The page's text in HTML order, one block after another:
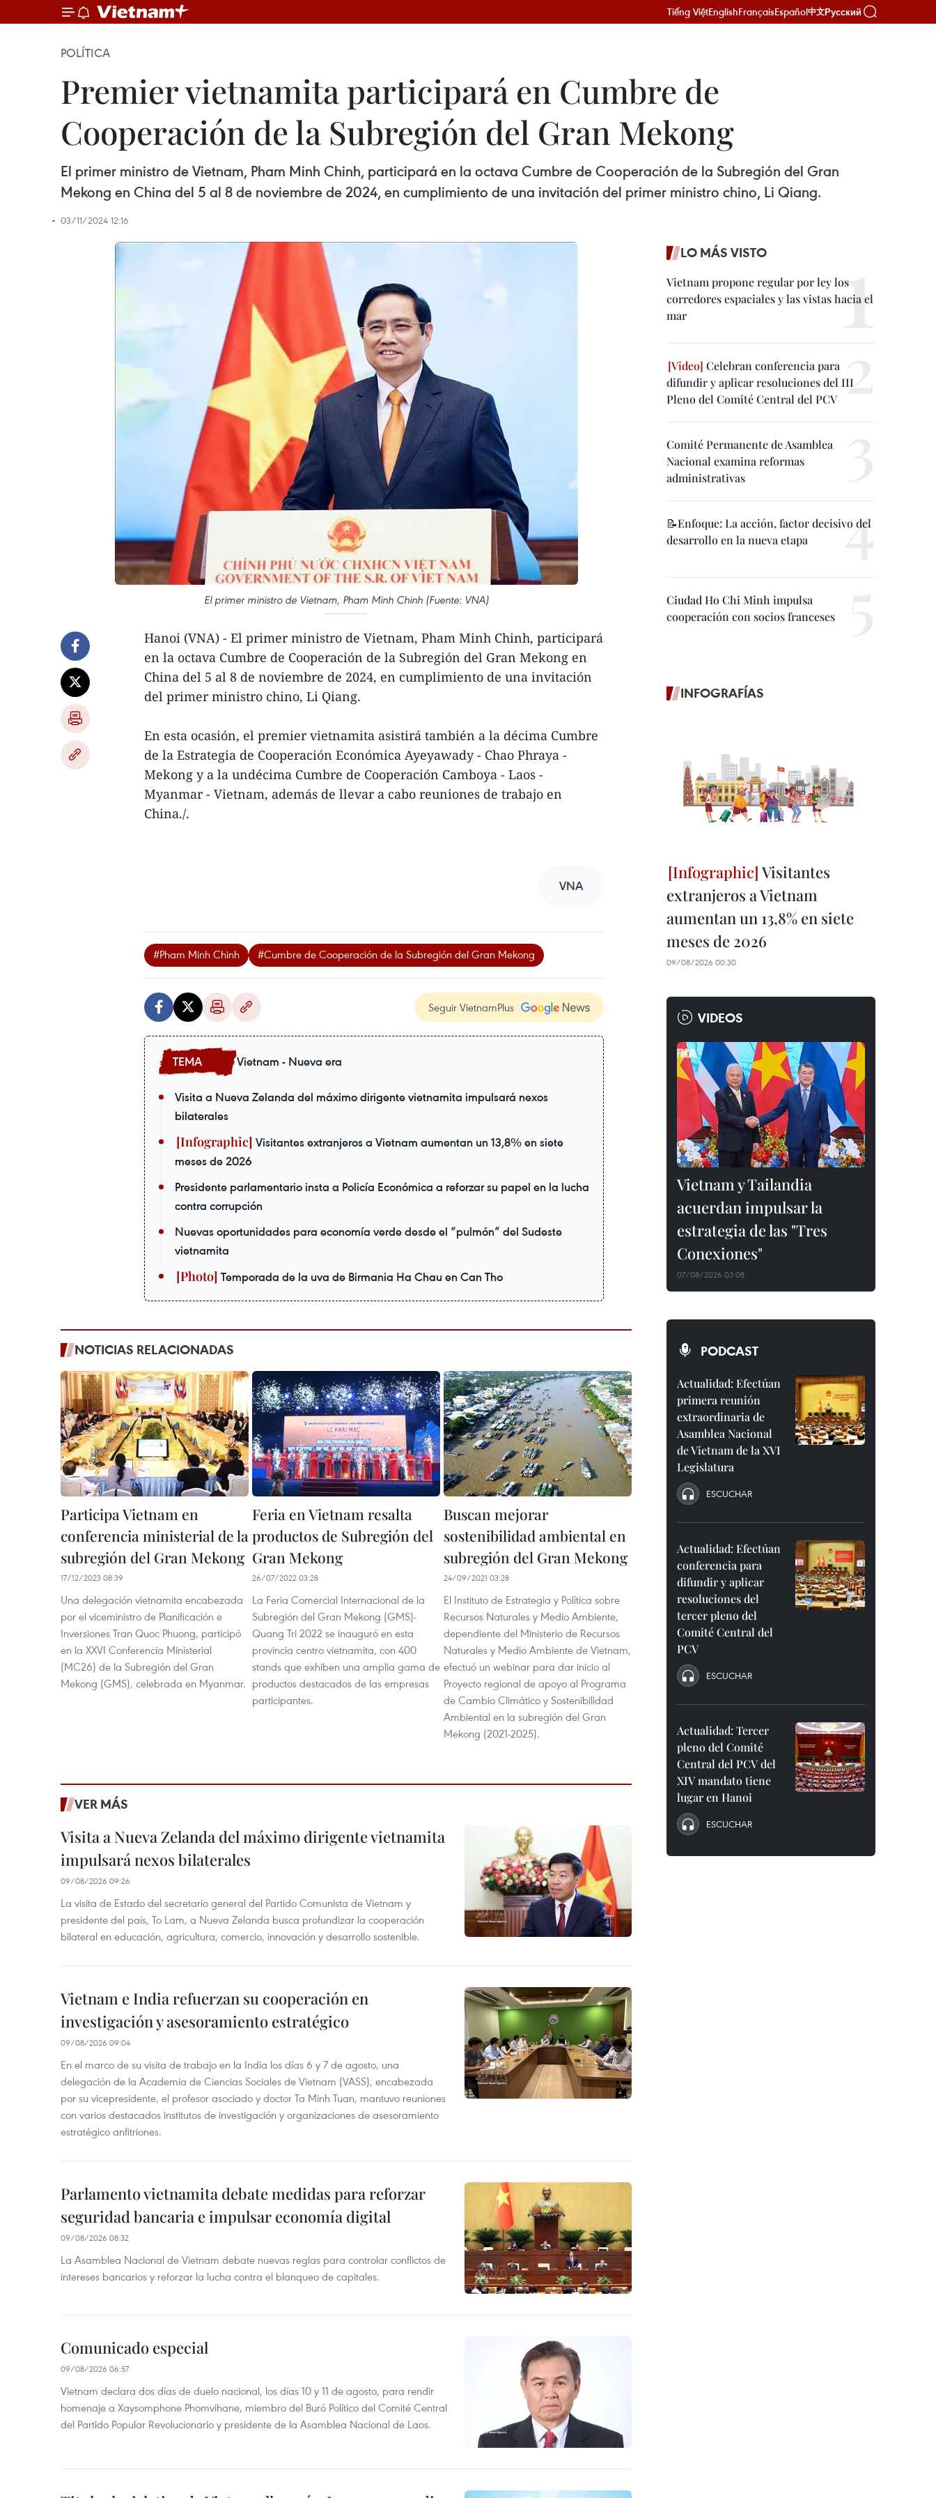
Tiếng ViệtEnglishFrançaisEspañol中文Русский
POLÍTICA
Premier vietnamita participará en Cumbre de
Cooperación de la Subregión del Gran Mekong
El primer ministro de Vietnam, Pham Minh Chinh, participará en la octava Cumbre de Cooperación de la Subregión del Gran
Mekong en China del 5 al 8 de noviembre de 2024, en cumplimiento de una invitación del primer ministro chino, Li Qiang.
03/11/2024 12:16
El primer ministro de Vietnam, Pham Minh Chinh (Fuente: VNA)
Hanoi (VNA) - El primer ministro de Vietnam, Pham Minh Chinh, participará
en la octava Cumbre de Cooperación de la Subregión del Gran Mekong en
China del 5 al 8 de noviembre de 2024, en cumplimiento de una invitación
del primer ministro chino, Li Qiang.
En esta ocasión, el premier vietnamita asistirá también a la décima Cumbre
de la Estrategia de Cooperación Económica Ayeyawady - Chao Phraya -
Mekong y a la undécima Cumbre de Cooperación Camboya - Laos -
Myanmar - Vietnam, además de llevar a cabo reuniones de trabajo en
China./.
VNA
#Pham Minh Chinh #Cumbre de Cooperación de la Subregión del Gran Mekong
Seguir VietnamPlus
Vietnam - Nueva era
Visita a Nueva Zelanda del máximo dirigente vietnamita impulsará nexos
bilaterales
Visitantes extranjeros a Vietnam aumentan un 13,8% en siete
meses de 2026
Presidente parlamentario insta a Policía Económica a reforzar su papel en la lucha
contra corrupción
Nuevas oportunidades para economía verde desde el “pulmón” del Sudeste
vietnamita
Temporada de la uva de Birmania Ha Chau en Can Tho
NOTICIAS RELACIONADAS
Participa Vietnam en
conferencia ministerial de la
subregión del Gran Mekong
17/12/2023 08:39
Una delegación vietnamita encabezada
por el viceministro de Planificación e
Inversiones Tran Quoc Phuong, participó
en la XXVI Conferencia Ministerial
(MC26) de la Subregión del Gran
Mekong (GMS), celebrada en Myanmar.
Feria en Vietnam resalta
productos de Subregión del
Gran Mekong
26/07/2022 03:28
La Feria Comercial Internacional de la
Subregión del Gran Mekong (GMS)-
Quang Tri 2022 se inauguró en esta
provincia centro vietnamita, con 400
stands que exhiben una amplia gama de
productos destacados de las empresas
participantes.
Buscan mejorar
sostenibilidad ambiental en
subregión del Gran Mekong
24/09/2021 03:28
El Instituto de Estrategia y Política sobre
Recursos Naturales y Medio Ambiente,
dependiente del Ministerio de Recursos
Naturales y Medio Ambiente de Vietnam,
efectuó un webinar para dar inicio al
Proyecto regional de apoyo al Programa
de Cambio Climático y Sostenibilidad
Ambiental en la subregión del Gran
Mekong (2021-2025).
VER MÁS
Visita a Nueva Zelanda del máximo dirigente vietnamita
impulsará nexos bilaterales
09/08/2026 09:26
La visita de Estado del secretario general del Partido Comunista de Vietnam y
presidente del país, To Lam, a Nueva Zelanda busca profundizar la cooperación
bilateral en educación, agricultura, comercio, innovación y desarrollo sostenible.
Vietnam e India refuerzan su cooperación en
investigación y asesoramiento estratégico
09/08/2026 09:04
En el marco de su visita de trabajo en la India los días 6 y 7 de agosto, una
delegación de la Academia de Ciencias Sociales de Vietnam (VASS), encabezada
por su vicepresidente, el profesor asociado y doctor Ta Minh Tuan, mantuvo reuniones
con varios destacados institutos de investigación y organizaciones de asesoramiento
estratégico anfitriones.
Parlamento vietnamita debate medidas para reforzar
seguridad bancaria e impulsar economía digital
09/08/2026 08:32
La Asamblea Nacional de Vietnam debate nuevas reglas para controlar conflictos de
intereses bancarios y reforzar la lucha contra el blanqueo de capitales.
Comunicado especial
09/08/2026 06:57
Vietnam declara dos días de duelo nacional, los días 10 y 11 de agosto, para rendir
homenaje a Xaysomphone Phomvihane, miembro del Buró Político del Comité Central
del Partido Popular Revolucionario y presidente de la Asamblea Nacional de Laos.
LO MÁS VISTO
Vietnam propone regular por ley los
corredores espaciales y las vistas hacia el
mar
Celebran conferencia para
difundir y aplicar resoluciones del III
Pleno del Comité Central del PCV
Comité Permanente de Asamblea
Nacional examina reformas
administrativas
📝Enfoque: La acción, factor decisivo del
desarrollo en la nueva etapa
Ciudad Ho Chi Minh impulsa
cooperación con socios franceses
INFOGRAFÍAS
Visitantes
extranjeros a Vietnam
aumentan un 13,8% en siete
meses de 2026
09/08/2026 00:30
VIDEOS
Vietnam y Tailandia
acuerdan impulsar la
estrategia de las "Tres
Conexiones"
07/08/2026 03:08
PODCAST
Actualidad: Efectúan
primera reunión
extraordinaria de
Asamblea Nacional
de Vietnam de la XVI
Legislatura
ESCUCHAR
Actualidad: Efectúan
conferencia para
difundir y aplicar
resoluciones del
tercer pleno del
Comité Central del
PCV
ESCUCHAR
Actualidad: Tercer
pleno del Comité
Central del PCV del
XIV mandato tiene
lugar en Hanoi
ESCUCHAR